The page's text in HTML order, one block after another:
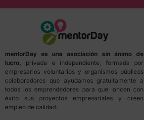
mentorDay es una asociación sin ánimo de
lucro, privada e independiente, formada por
empresarios voluntarios y organismos públicos
colaboradores que ayudamos gratuitamente a
todos los emprendedores para que lancen con
éxito sus proyectos empresariales y creen
empleo de calidad.